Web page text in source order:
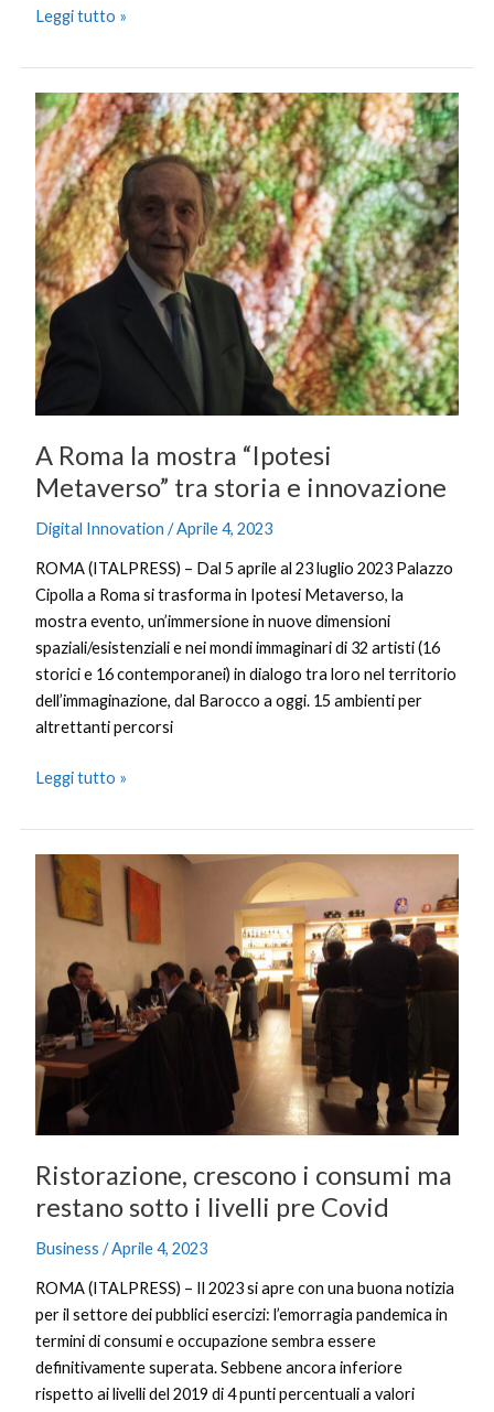
Leggi tutto »
A Roma la mostra “Ipotesi
Metaverso” tra storia e innovazione
Digital Innovation /Aprile 4, 2023
ROMA (ITALPRESS) – Dal 5 aprile al 23 luglio 2023 Palazzo
Cipolla a Roma si trasforma in Ipotesi Metaverso, la
mostra evento, un’immersione in nuove dimensioni
spaziali/esistenziali e nei mondi immaginari di 32 artisti (16
storici e 16 contemporanei) in dialogo tra loro nel territorio
dell’immaginazione, dal Barocco a oggi. 15 ambienti per
altrettanti percorsi
A
Roma
la
mostra
“Ipotesi
Metaverso”
tra
storia
e
innovazione
Leggi tutto »
Ristorazione, crescono i consumi ma
restano sotto i livelli pre Covid
Business /Aprile 4, 2023
ROMA (ITALPRESS) – Il 2023 si apre con una buona notizia
per il settore dei pubblici esercizi: l’emorragia pandemica in
termini di consumi e occupazione sembra essere
definitivamente superata. Sebbene ancora inferiore
rispetto ai livelli del 2019 di 4 punti percentuali a valori
Ristorazione,
crescono
restano
sotto
i
livelli
pre
Covid